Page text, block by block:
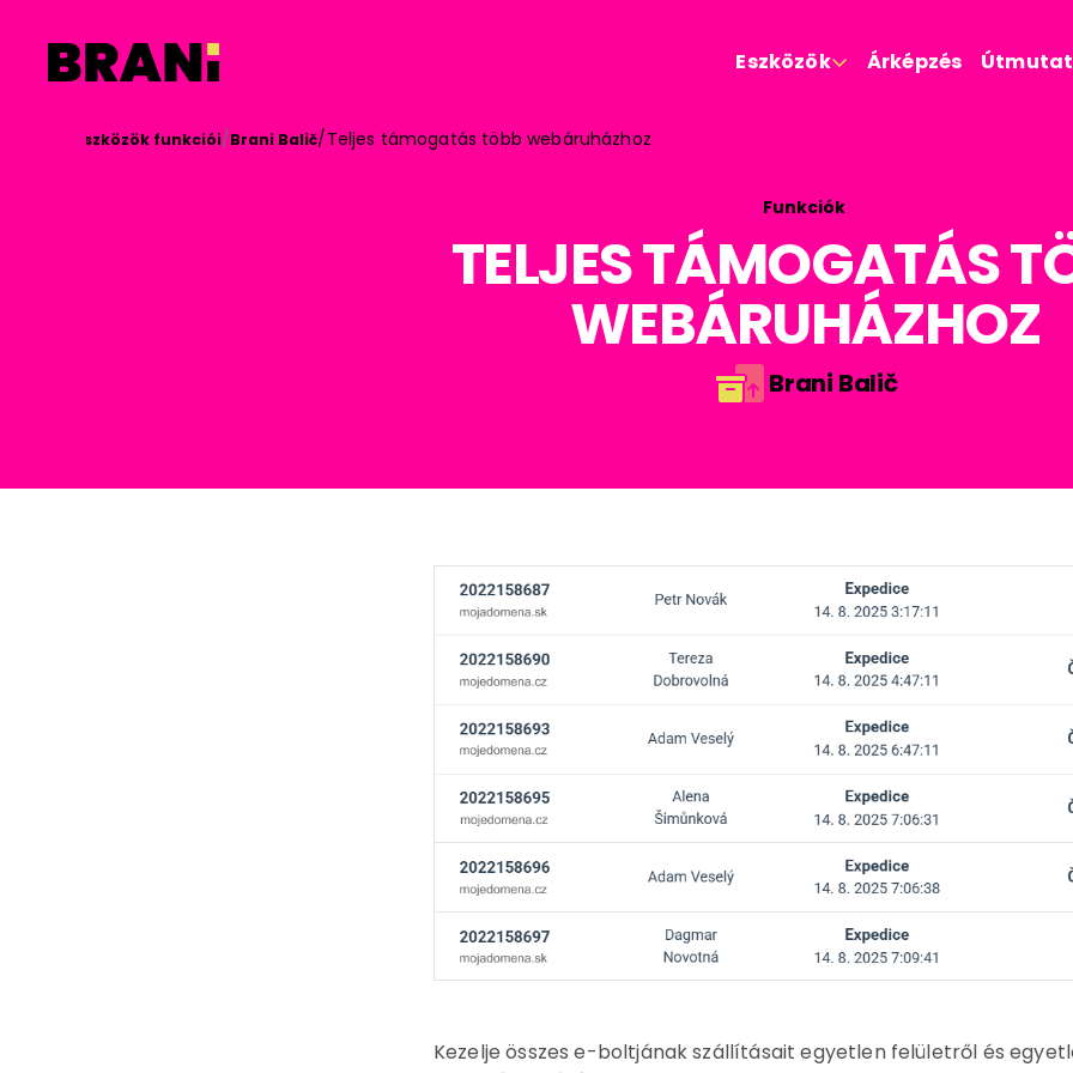
Eszközök Árképzés
Eszközök funkciói/Brani Balič/Teljes támogatás több webáruházhoz
Funkciók
TELJES TÁMOGATÁS
WEBÁRUHÁZHOZ
Brani Balič
Kezelje összes e-boltjának szállításait egyetlen felületről és